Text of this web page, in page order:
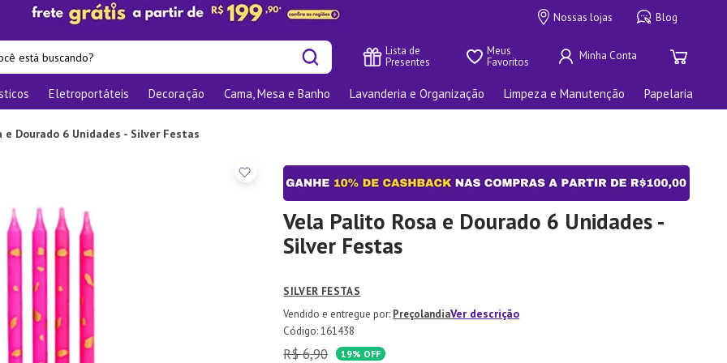
Nossas lojas Blog
está buscando?
Lista de
Presentes
Meus
Favoritos
Eletroportáteis Decoração Cama, Mesa e Banho Lavanderia e Organização Limpeza e Manutenção Papelaria
e Dourado 6 Unidades - Silver Festas
Vela Palito Rosa e Dourado 6 Unidades -
Silver Festas
SILVER FESTAS
PreçolandiaVer descrição
:161438
R$ 6,90 19% OFF
buscados
Jantar